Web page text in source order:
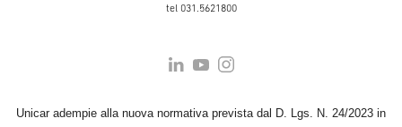
tel 031.5621800
Unicar adempie alla nuova normativa prevista dal D. Lgs. N. 24/2023 in